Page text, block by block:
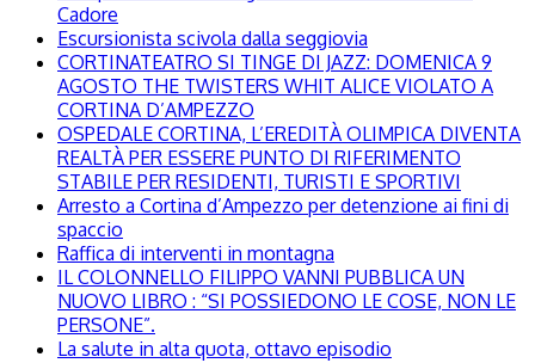
Cadore
Escursionista scivola dalla seggiovia
CORTINATEATRO SI TINGE DI JAZZ: DOMENICA 9
AGOSTO THE TWISTERS WHIT ALICE VIOLATO A
CORTINA D’AMPEZZO
OSPEDALE CORTINA, L’EREDITÀ OLIMPICA DIVENTA
REALTÀ PER ESSERE PUNTO DI RIFERIMENTO
STABILE PER RESIDENTI, TURISTI E SPORTIVI
Arresto a Cortina d’Ampezzo per detenzione ai fini di
spaccio
Raffica di interventi in montagna
IL COLONNELLO FILIPPO VANNI PUBBLICA UN
NUOVO LIBRO : “SI POSSIEDONO LE COSE, NON LE
PERSONE”.
La salute in alta quota, ottavo episodio